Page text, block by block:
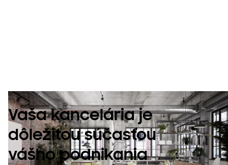
Vaša kancelária je
dôležitou súčasťou
vášho podnikania